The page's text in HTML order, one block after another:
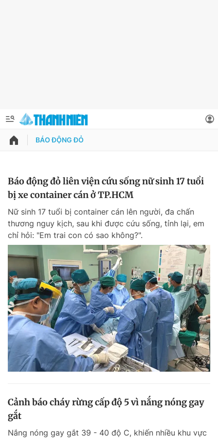
QUẢNG CÁO
Chuyên mục khác
Chào ngày mới Tin 24h
Tin thị trường Tin 360
Video Magazine
Sản phẩm khác
Tiện ích Bạn cần biết
Thông tin tòa soạn Liên hệ quảng cáo
Thông tin tài khoản
Đổi mật khẩu
Tin đã xem
Đăng xuất
BÁO ĐỘNG ĐỎ
Báo động đỏ liên viện cứu sống nữ sinh 17 tuổi
bị xe container cán ở TP.HCM
Nữ sinh 17 tuổi bị container cán lên người, đa chấn
thương nguy kịch, sau khi được cứu sống, tỉnh lại, em
chỉ hỏi: "Em trai con có sao không?".
Cảnh báo cháy rừng cấp độ 5 vì nắng nóng gay
gắt
Nắng nóng gay gắt 39 - 40 độ C, khiến nhiều khu vực